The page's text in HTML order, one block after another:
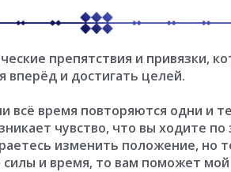
препятствия и привязки,
вперёд и достигать целей.
всё время повторяются одни и
чувство, что вы ходите
изменить положение, но
силы и время, то вам поможет мой